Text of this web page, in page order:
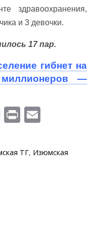
здравоохранения,
и 3 девочки.
17 пар.
гибнет на
—
S
y
Pr
t ai
ТГ, Изюмская